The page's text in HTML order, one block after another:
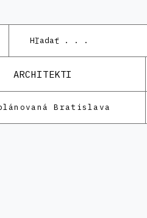
ARCHITEKTI
Bratislava